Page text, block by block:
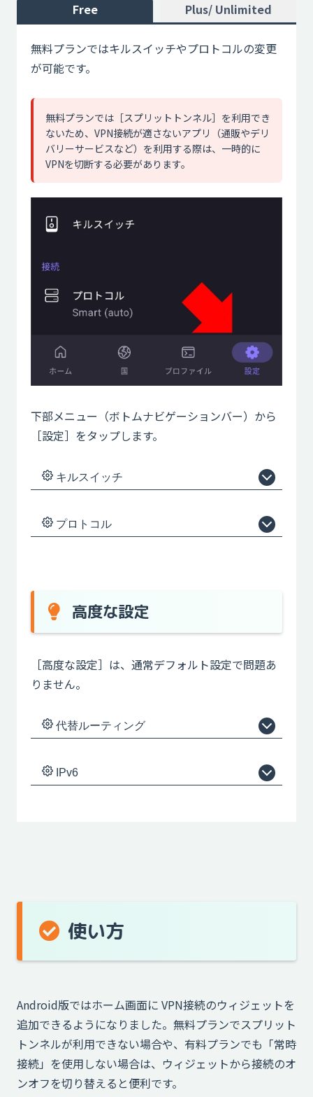
Free Plus/ Unlimited
無料プランではキルスイッチやプロトコルの変更
が可能です。
無料プランでは［スプリットトンネル］を利用でき
ないため、VPN接続が適さないアプリ（通販やデリ
バリーサービスなど）を利用する際は、一時的に
VPNを切断する必要があります。
下部メニュー（ボトムナビゲーションバー）から
［設定］をタップします。
キルスイッチ
プロトコル
高度な設定
［高度な設定］は、通常デフォルト設定で問題あ
りません。
代替ルーティング
IPv6
使い方
Android版ではホーム画面に VPN接続のウィジェットを
追加できるようになりました。無料プランでスプリット
トンネルが利用できない場合や、有料プランでも「常時
接続」を使用しない場合は、ウィジェットから接続のオ
ンオフを切り替えると便利です。